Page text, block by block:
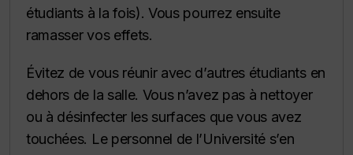
étudiants à la fois). Vous pourrez ensuite
ramasser vos effets.
Évitez de vous réunir avec d’autres étudiants en
dehors de la salle. Vous n’avez pas à nettoyer
ou à désinfecter les surfaces que vous avez
touchées. Le personnel de l’Université s’en